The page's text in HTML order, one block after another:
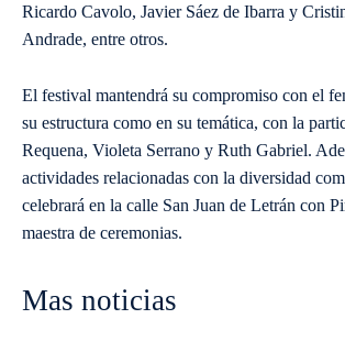
Ricardo Cavolo, Javier Sáez de Ibarra y
Andrade, entre otros.
El festival mantendrá su compromiso con el
su estructura como en su temática, con la
Requena, Violeta Serrano y Ruth Gabriel.
actividades relacionadas con la diversidad
celebrará en la calle San Juan de Letrán con
maestra de ceremonias.
Mas noticias